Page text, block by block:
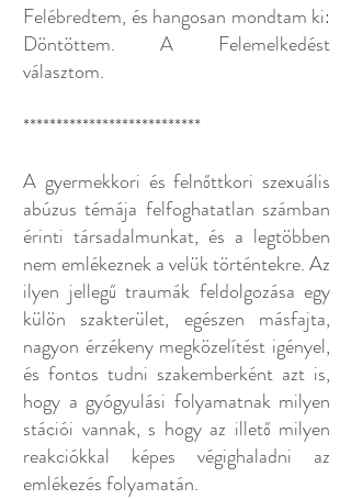
Felébredtem, és hangosan mondtam ki:
Döntöttem. A Felemelkedést
választom.
***************************
A gyermekkori és felnőttkori szexuális
abúzus témája felfoghatatlan számban
érinti társadalmunkat, és a legtöbben
nem emlékeznek a velük történtekre. Az
ilyen jellegű traumák feldolgozása egy
külön szakterület, egészen másfajta,
nagyon érzékeny megközelítést igényel,
és fontos tudni szakemberként azt is,
hogy a gyógyulási folyamatnak milyen
stációi vannak, s hogy az illető milyen
reakciókkal képes végighaladni az
emlékezés folyamatán.